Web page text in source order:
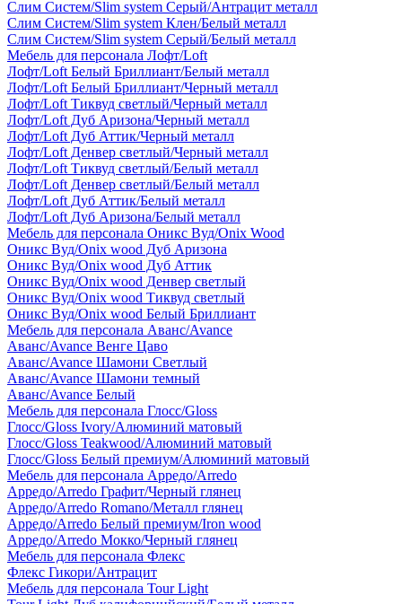
Слим Систем/Slim system Серый/Антрацит металл
Слим Систем/Slim system Клен/Белый металл
Слим Систем/Slim system Серый/Белый металл
Мебель для персонала Лофт/Loft
Лофт/Loft Белый Бриллиант/Белый металл
Лофт/Loft Белый Бриллиант/Черный металл
Лофт/Loft Тиквуд светлый/Черный металл
Лофт/Loft Дуб Аризона/Черный металл
Лофт/Loft Дуб Аттик/Черный металл
Лофт/Loft Денвер светлый/Черный металл
Лофт/Loft Тиквуд светлый/Белый металл
Лофт/Loft Денвер светлый/Белый металл
Лофт/Loft Дуб Аттик/Белый металл
Лофт/Loft Дуб Аризона/Белый металл
Мебель для персонала Оникс Вуд/Onix Wood
Оникс Вуд/Onix wood Дуб Аризона
Оникс Вуд/Onix wood Дуб Аттик
Оникс Вуд/Onix wood Денвер светлый
Оникс Вуд/Onix wood Тиквуд светлый
Оникс Вуд/Onix wood Белый Бриллиант
Мебель для персонала Аванс/Avance
Аванс/Avance Венге Цаво
Аванс/Avance Шамони Светлый
Аванс/Avance Шамони темный
Аванс/Avance Белый
Мебель для персонала Глосс/Gloss
Глосс/Gloss Ivory/Алюминий матовый
Глосс/Gloss Teakwood/Алюминий матовый
Глосс/Gloss Белый премиум/Алюминий матовый
Мебель для персонала Арредо/Arredo
Арредо/Arredo Графит/Черный глянец
Арредо/Arredo Romano/Металл глянец
Арредо/Arredo Белый премиум/Iron wood
Арредо/Arredo Мокко/Черный глянец
Мебель для персонала Флекс
Флекс Гикори/Антрацит
Мебель для персонала Tour Light